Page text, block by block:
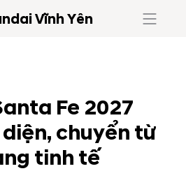
Vĩnh Yên
Fe 2027
chuyển từ
tinh tế